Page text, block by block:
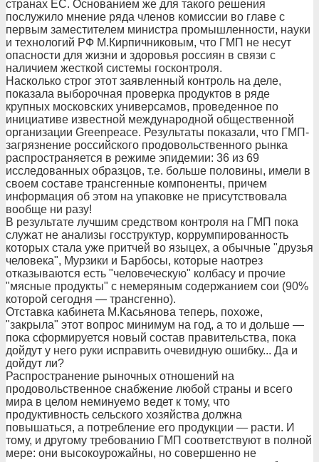
странах ЕС. Основанием же для такого решения
послужило мнение ряда членов комиссии во главе с
первым заместителем министра промышленности, науки
и технологий РФ М.Кирпичниковым, что ГМП не несут
опасности для жизни и здоровья россиян в связи с
наличием жесткой системы госконтроля.
Насколько строг этот заявленный контроль на деле,
показала выборочная проверка продуктов в ряде
крупных московских универсамов, проведенное по
инициативе известной международной общественной
организации Greenpeace. Результаты показали, что ГМП-
загрязнение российского продовольственного рынка
распространяется в режиме эпидемии: 36 из 69
исследованных образцов, т.е. больше половины, имели в
своем составе трансгенные компоненты, причем
информация об этом на упаковке не присутствовала
вообще ни разу!
В результате лучшим средством контроля на ГМП пока
служат не анализы госструктур, коррумпированность
которых стала уже притчей во языцех, а обычные "друзья
человека", Мурзики и Барбосы, которые наотрез
отказываются есть "человеческую" колбасу и прочие
"мясные продукты" с немеряным содержанием сои (90%
которой сегодня — трансгенно).
Отставка кабинета М.Касьянова теперь, похоже,
"закрыла" этот вопрос минимум на год, а то и дольше —
пока сформируется новый состав правительства, пока
дойдут у него руки исправить очевидную ошибку... Да и
дойдут ли?
Распространение рыночных отношений на
продовольственное снабжение любой страны и всего
мира в целом неминуемо ведет к тому, что
продуктивность сельского хозяйства должна
повышаться, а потребление его продукции — расти. И
тому, и другому требованию ГМП соответствуют в полной
мере: они высокоурожайны, но совершенно не